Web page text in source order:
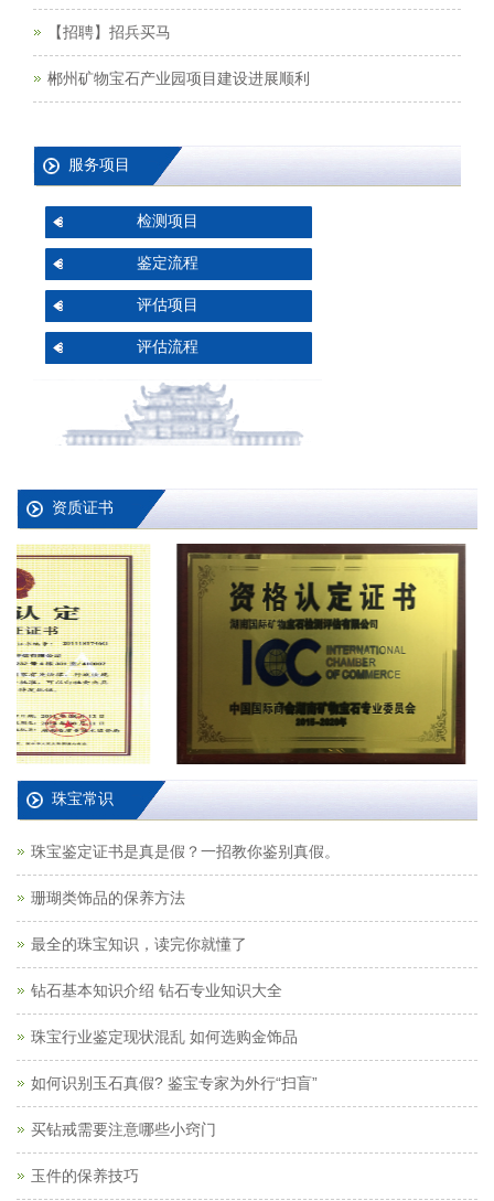
【招聘】招兵买马
郴州矿物宝石产业园项目建设进展顺利
服务项目
检测项目
鉴定流程
评估项目
评估流程
资质证书
珠宝常识
珠宝鉴定证书是真是假？一招教你鉴别真假。
珊瑚类饰品的保养方法
最全的珠宝知识，读完你就懂了
钻石基本知识介绍 钻石专业知识大全
珠宝行业鉴定现状混乱 如何选购金饰品
如何识别玉石真假? 鉴宝专家为外行“扫盲”
买钻戒需要注意哪些小窍门
玉件的保养技巧